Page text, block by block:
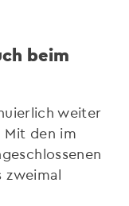
beim
weiter
Mit den im
zweimal